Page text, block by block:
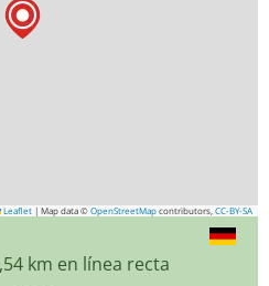
Leaflet | Map data © OpenStreetMap contributors, CC-BY-SA
km en línea recta